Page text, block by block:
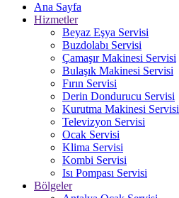
Ana Sayfa
Hizmetler
Beyaz Eşya Servisi
Buzdolabı Servisi
Çamaşır Makinesi Servisi
Bulaşık Makinesi Servisi
Fırın Servisi
Derin Dondurucu Servisi
Kurutma Makinesi Servisi
Televizyon Servisi
Ocak Servisi
Klima Servisi
Kombi Servisi
Isı Pompası Servisi
Bölgeler